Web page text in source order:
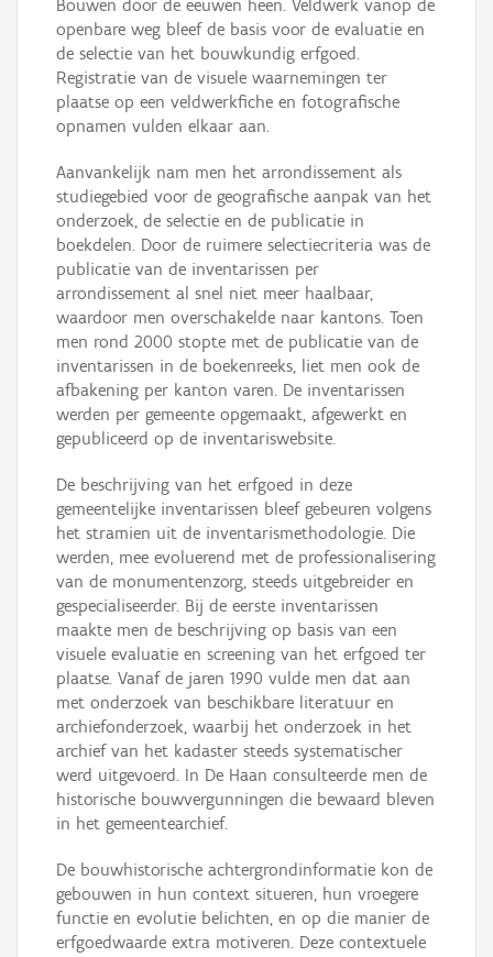
Bouwen door de eeuwen heen. Veldwerk vanop de
openbare weg bleef de basis voor de evaluatie en
de selectie van het bouwkundig erfgoed.
Registratie van de visuele waarnemingen ter
plaatse op een veldwerkfiche en fotografische
opnamen vulden elkaar aan.
Aanvankelijk nam men het arrondissement als
studiegebied voor de geografische aanpak van het
onderzoek, de selectie en de publicatie in
boekdelen. Door de ruimere selectiecriteria was de
publicatie van de inventarissen per
arrondissement al snel niet meer haalbaar,
waardoor men overschakelde naar kantons. Toen
men rond 2000 stopte met de publicatie van de
inventarissen in de boekenreeks, liet men ook de
afbakening per kanton varen. De inventarissen
werden per gemeente opgemaakt, afgewerkt en
gepubliceerd op de inventariswebsite.
De beschrijving van het erfgoed in deze
gemeentelijke inventarissen bleef gebeuren volgens
het stramien uit de inventarismethodologie. Die
werden, mee evoluerend met de professionalisering
van de monumentenzorg, steeds uitgebreider en
gespecialiseerder. Bij de eerste inventarissen
maakte men de beschrijving op basis van een
visuele evaluatie en screening van het erfgoed ter
plaatse. Vanaf de jaren 1990 vulde men dat aan
met onderzoek van beschikbare literatuur en
archiefonderzoek, waarbij het onderzoek in het
archief van het kadaster steeds systematischer
werd uitgevoerd. In De Haan consulteerde men de
historische bouwvergunningen die bewaard bleven
in het gemeentearchief.
De bouwhistorische achtergrondinformatie kon de
gebouwen in hun context situeren, hun vroegere
functie en evolutie belichten, en op die manier de
erfgoedwaarde extra motiveren. Deze contextuele